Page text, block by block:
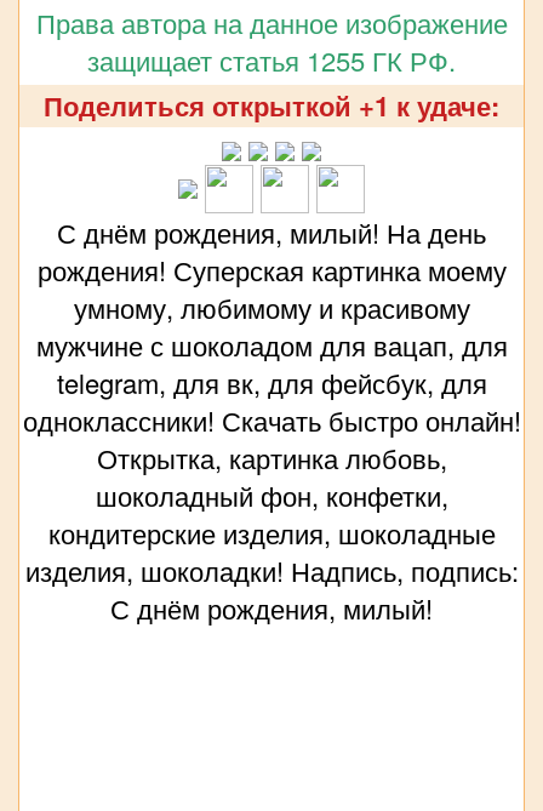
Права автора на данное изображение
защищает статья 1255 ГК РФ.
Поделиться открыткой +1 к удаче:
С днём рождения, милый! На день
рождения! Суперская картинка моему
умному, любимому и красивому
мужчине с шоколадом для вацап, для
telegram, для вк, для фейсбук, для
одноклассники! Скачать быстро онлайн!
Открытка, картинка любовь,
шоколадный фон, конфетки,
кондитерские изделия, шоколадные
изделия, шоколадки! Надпись, подпись:
С днём рождения, милый!